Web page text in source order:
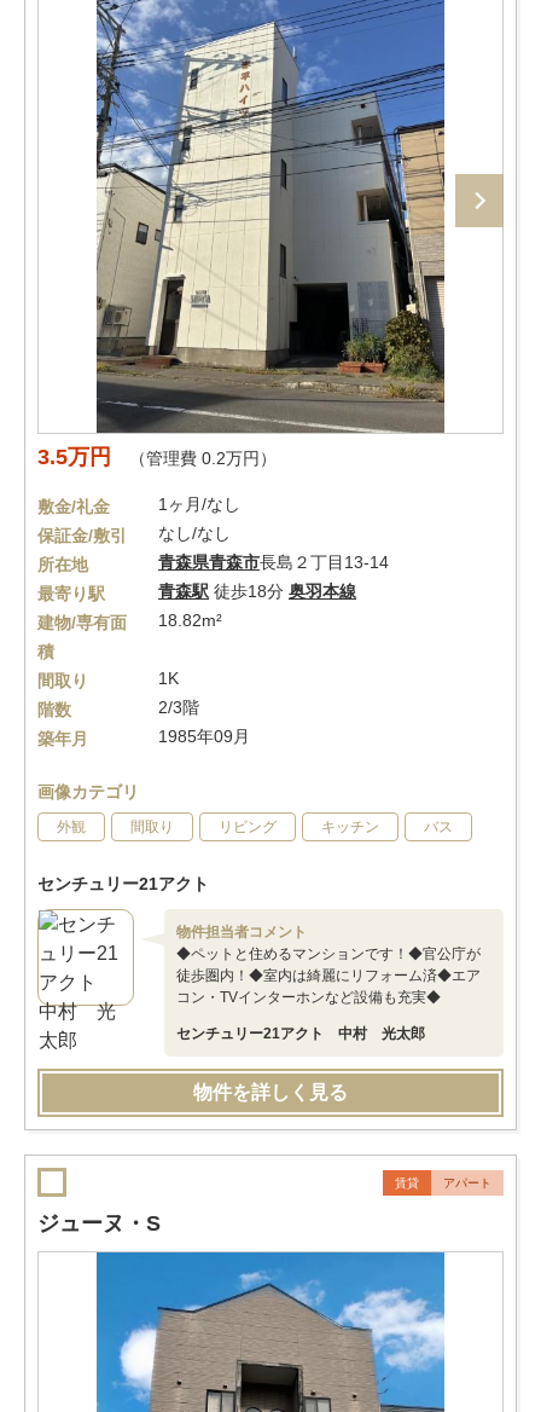
3.5万円 （管理費 0.2万円）
敷金/礼金
1ヶ月/なし
保証金/敷引
なし/なし
所在地
青森県青森市長島２丁目13-14
最寄り駅
青森駅 徒歩18分 奥羽本線
建物/専有面
積
18.82m²
間取り
1K
階数
2/3階
築年月
1985年09月
画像カテゴリ
外観 間取り リビング キッチン バス
センチュリー21アクト
物件担当者コメント
◆ペットと住めるマンションです！◆官公庁が
徒歩圏内！◆室内は綺麗にリフォーム済◆エア
コン・TVインターホンなど設備も充実◆
センチュリー21アクト 中村 光太郎
物件を詳しく見る
賃貸 アパート
ジューヌ・S